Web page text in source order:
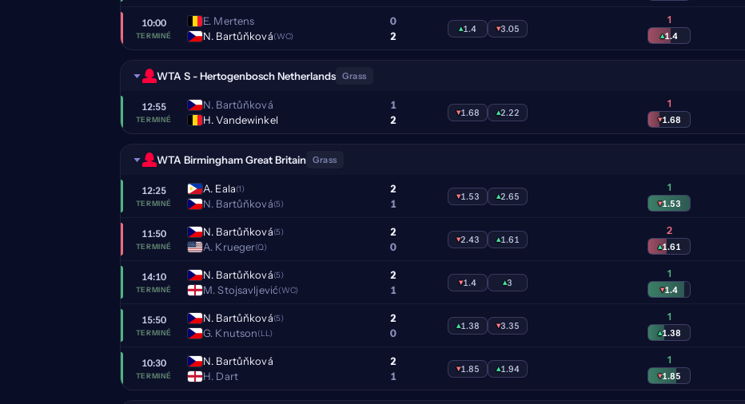
10:00
TERMINÉ
E. Mertens
N. Bartůňková(WC)
0
2
▴1.4 ▾3.05
1
▴1.4
WTA S - Hertogenbosch Netherlands Grass
12:55
TERMINÉ
N. Bartůňková
H. Vandewinkel
1
2
▾1.68 ▴2.22
1
▾1.68
WTA Birmingham Great Britain Grass
12:25
TERMINÉ
A. Eala(1)
N. Bartůňková(5)
2
1
▾1.53 ▴2.65
1
▾1.53
11:50
TERMINÉ
N. Bartůňková(5)
A. Krueger(Q)
2
0
▾2.43 ▴1.61
2
▴1.61
14:10
TERMINÉ
N. Bartůňková(5)
M. Stojsavljević(WC)
2
1
▾1.4 ▴3
1
▾1.4
15:50
TERMINÉ
N. Bartůňková(5)
G. Knutson(LL)
2
0
▴1.38 ▾3.35
1
▴1.38
10:30
TERMINÉ
N. Bartůňková
H. Dart
2
1
▾1.85 ▴1.94
1
▾1.85